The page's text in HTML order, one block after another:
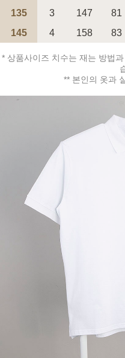
페이코 ID로 페
135 3 147 81
145
4 158 83
* 상품사이즈 치수는 재는 방법
** 본인의 옷과